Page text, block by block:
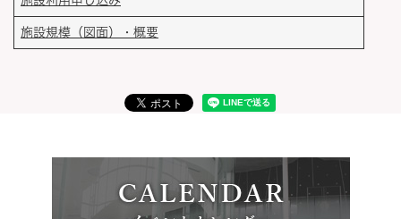
施設規模（図面）・概要